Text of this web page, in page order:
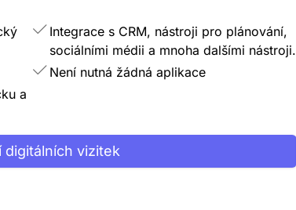
Integrace s CRM, nástroji pro plánování,
sociálními médii a mnoha dalšími nástroji.
Není nutná žádná aplikace
a
digitálních vizitek